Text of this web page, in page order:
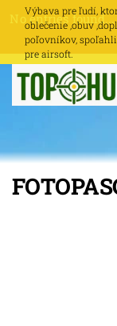
Výbava pre ľudí,
oblečenie ,obuv
poľovníkov,
pre airsoft.
No entries found...